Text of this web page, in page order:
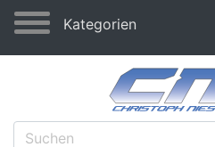
Kategorien